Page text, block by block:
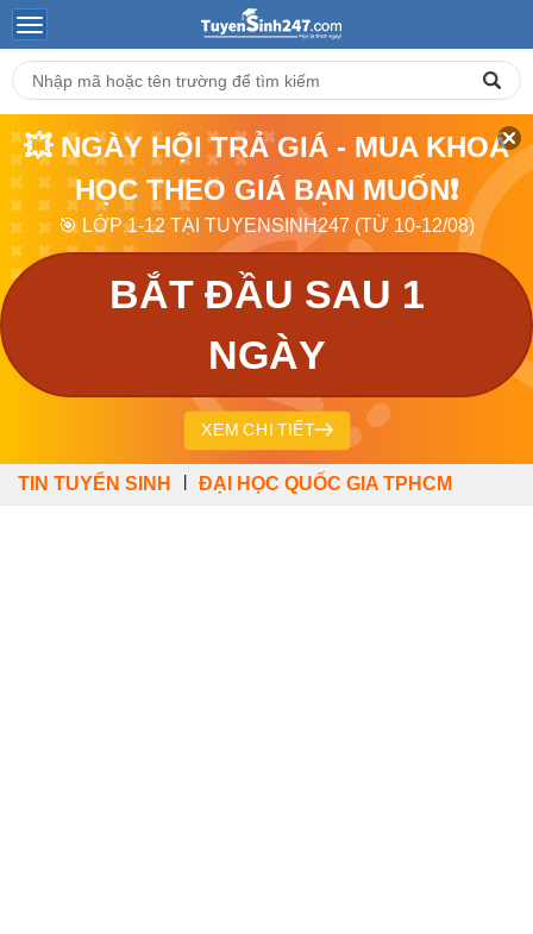
💥 NGÀY HỘI TRẢ GIÁ - MUA KHOÁ
HỌC THEO GIÁ BẠN MUỐN❗
🎯 LỚP 1-12 TẠI TUYENSINH247 (TỪ 10-12/08)
BẮT ĐẦU SAU 1
NGÀY
XEM CHI TIẾT
TIN TUYỂN SINH ĐẠI HỌC QUỐC GIA TPHCM